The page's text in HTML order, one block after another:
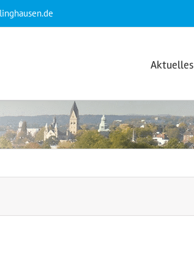
Aktuelles